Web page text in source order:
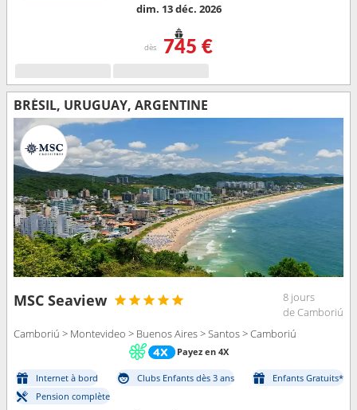
dim. 13 déc. 2026
dès 745 €
BRÉSIL, URUGUAY, ARGENTINE
MSC Seaview
8 jours
de Camboriú
Camboriú > Montevideo > Buenos Aires > Santos > Camboriú
Payez en 4X
Internet à bord Clubs Enfants dès 3 ans
Enfants Gratuits*
Pension complète